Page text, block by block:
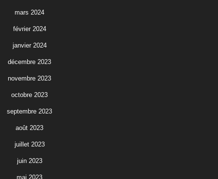
mars 2024
février 2024
janvier 2024
décembre 2023
novembre 2023
octobre 2023
septembre 2023
août 2023
juillet 2023
juin 2023
mai 2023